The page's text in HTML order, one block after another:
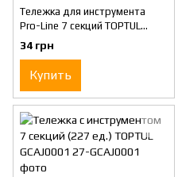
Тележка для инструмента
Pro-Line 7 секций TOPTUL
TCAC0702
34 грн
Купить